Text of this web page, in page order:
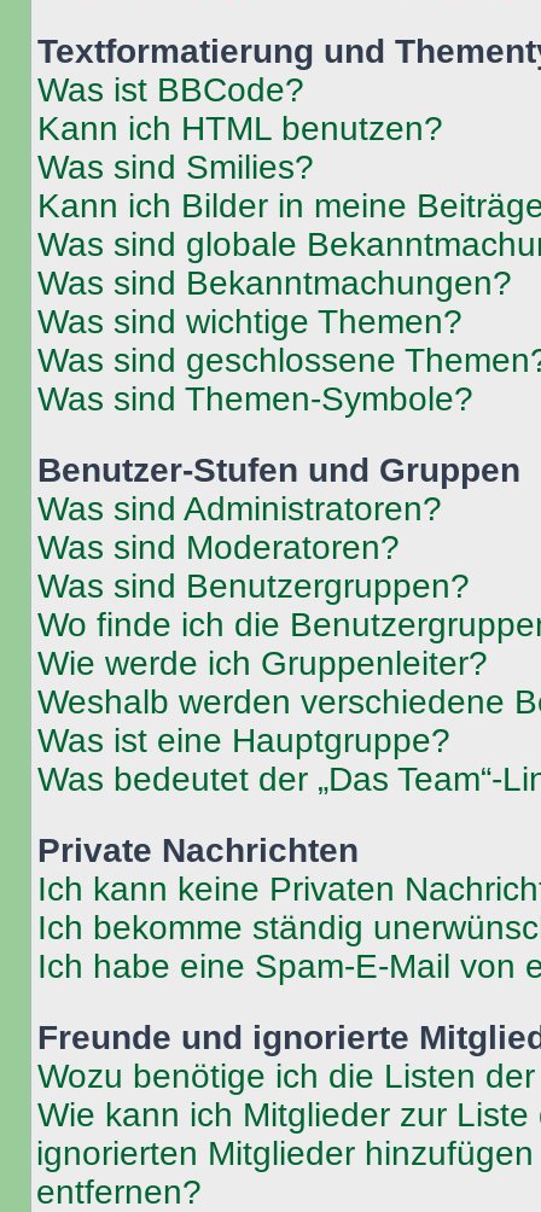
Textformatierung und
Was ist BBCode?
Kann ich HTML benutzen?
Was sind Smilies?
Kann ich Bilder in meine
Was sind globale
Was sind Bekanntmachungen?
Was sind wichtige Themen?
Was sind geschlossene
Was sind Themen-Symbole?
Benutzer-Stufen und Gruppen
Was sind Administratoren?
Was sind Moderatoren?
Was sind Benutzergruppen?
Wo finde ich die
Wie werde ich Gruppenleiter?
Weshalb werden verschiedene
Was ist eine Hauptgruppe?
Was bedeutet der „Das Team“-
Private Nachrichten
Ich kann keine Privaten
Ich bekomme ständig
Ich habe eine Spam-E-Mail von
Freunde und ignorierte
Wozu benötige ich die Listen
Wie kann ich Mitglieder zur
ignorierten Mitglieder
entfernen?